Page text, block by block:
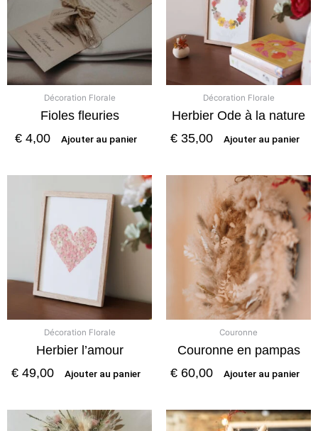
Décoration Florale
Fioles fleuries
€ 4,00 Ajouter au panier
Décoration Florale
Herbier Ode à la nature
€ 35,00 Ajouter au panier
Décoration Florale
Herbier l’amour
€ 49,00 Ajouter au panier
Couronne
Couronne en pampas
€ 60,00 Ajouter au panier